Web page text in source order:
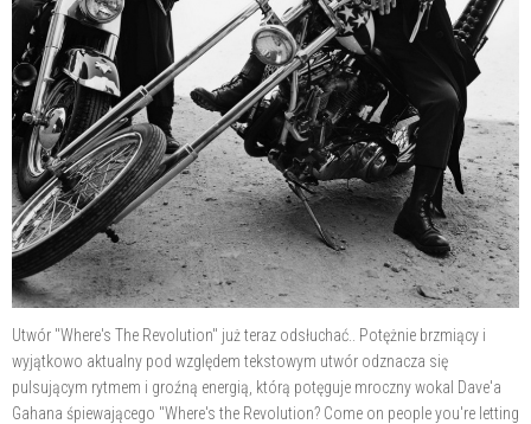
Utwór "Where's The Revolution" już teraz odsłuchać.. Potężnie brzmiący i
wyjątkowo aktualny pod względem tekstowym utwór odznacza się
pulsującym rytmem i groźną energią, którą potęguje mroczny wokal Dave'a
Gahana śpiewającego "Where's the Revolution? Come on people you're letting